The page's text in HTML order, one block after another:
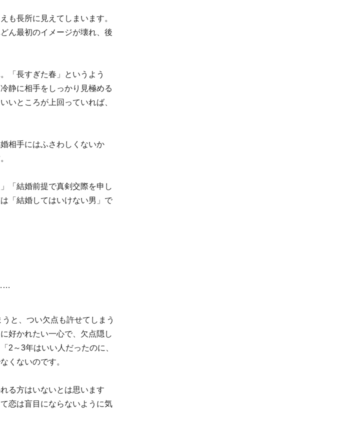
も長所に見えてしまいます。
ん最初のイメージが壊れ、後
「長すぎた春」というよう
静に相手をしっかり見極める
いところが上回っていれば、
相手にはふさわしくないか
「結婚前提で真剣交際を申し
「結婚してはいけない男」で
と、つい欠点も許せてしまう
好かれたい一心で、欠点隠し
2～3年はいい人だったのに、
くないのです。
る方はいないとは思います
恋は盲目にならないように気